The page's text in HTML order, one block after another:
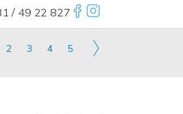
/ 49 22 827
2 3 4 5